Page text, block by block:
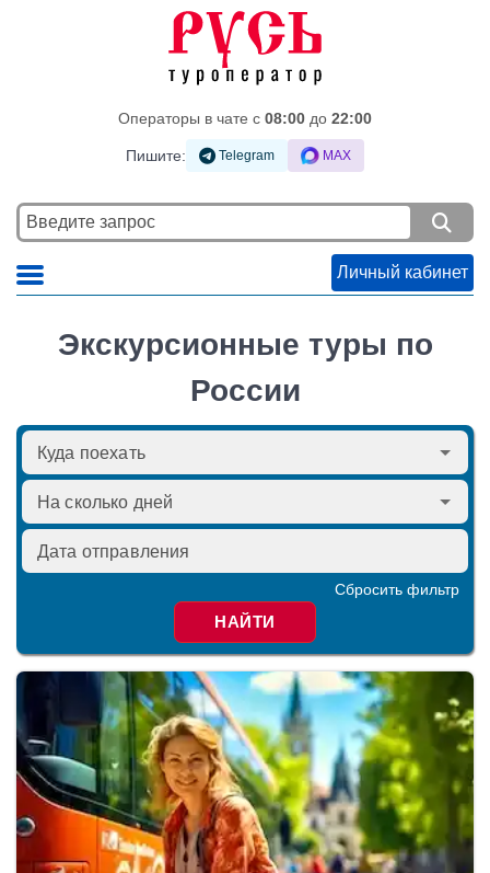
Операторы в чате c 08:00 до 22:00
Пишите: Telegram MAX
Личный кабинет
Экскурсионные туры по
России
Сбросить фильтр
НАЙТИ